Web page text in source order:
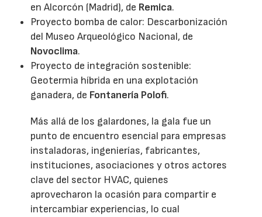
en Alcorcón (Madrid), de Remica.
Proyecto bomba de calor: Descarbonización
del Museo Arqueológico Nacional, de
Novoclima.
Proyecto de integración sostenible:
Geotermia híbrida en una explotación
ganadera, de Fontanería Polofi.
Más allá de los galardones, la gala fue un
punto de encuentro esencial para empresas
instaladoras, ingenierías, fabricantes,
instituciones, asociaciones y otros actores
clave del sector HVAC, quienes
aprovecharon la ocasión para compartir e
intercambiar experiencias, lo cual